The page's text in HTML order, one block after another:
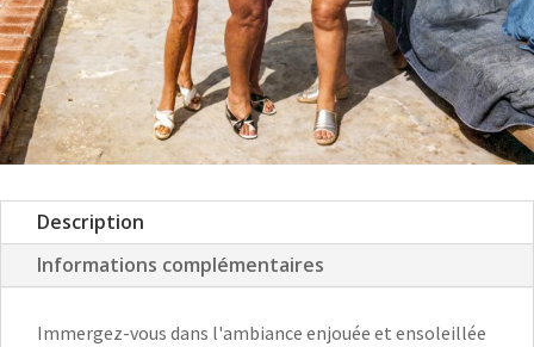
Description
Informations complémentaires
Immergez-vous dans l'ambiance enjouée et ensoleillée